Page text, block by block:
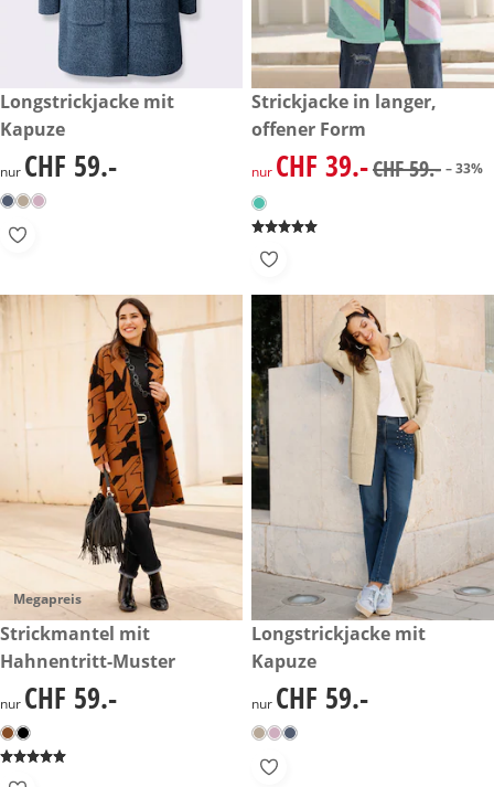
CHF 59.-
Longstrickjacke mit
Kapuze
CHF 59.-
nur CHF 59.-
reduzierter Preis CHF 39.-,
-33%
Strickjacke in langer,
offener Form
reduzierter Preis CHF 39.-,
nur CHF 39.-CHF 59.- – 33%
Megapreis
CHF 59.-
Strickmantel mit
Hahnentritt-Muster
CHF 59.-
nur CHF 59.-
CHF 59.-
Longstrickjacke mit
Kapuze
CHF 59.-
nur CHF 59.-